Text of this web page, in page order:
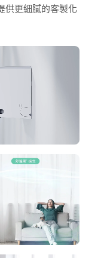
供更細膩的客製化